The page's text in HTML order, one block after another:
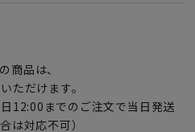
商品は、
ただけます。
12:00までのご注文で当日発送
は対応不可）